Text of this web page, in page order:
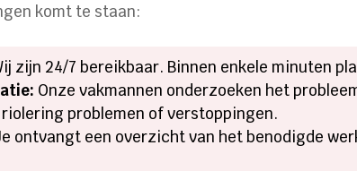
komt te staan:
zijn 24/7 bereikbaar. Binnen enkele minuten
Onze vakmannen onderzoeken het
problemen of verstoppingen.
ontvangt een overzicht van het benodigde